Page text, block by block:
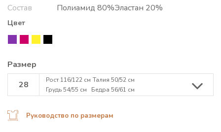
Состав
Полиамид 80%Эластан 20%
Цвет
Размер
28
Рост 116/122 см Талия 50/52 см
Грудь 54/55 см
Бедра 56/61 см
Руководство по размерам